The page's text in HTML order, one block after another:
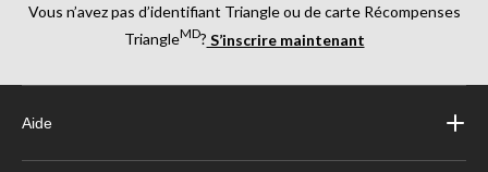
Vous n’avez pas d’identifiant Triangle ou de carte Récompenses
TriangleMD? S’inscrire maintenant
Aide